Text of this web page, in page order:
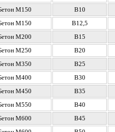
М150
В10
М150
В12,5
М200 В15
М250 В20
М350 В25
М400 В30
М450 В35
М550 В40
М600 В45